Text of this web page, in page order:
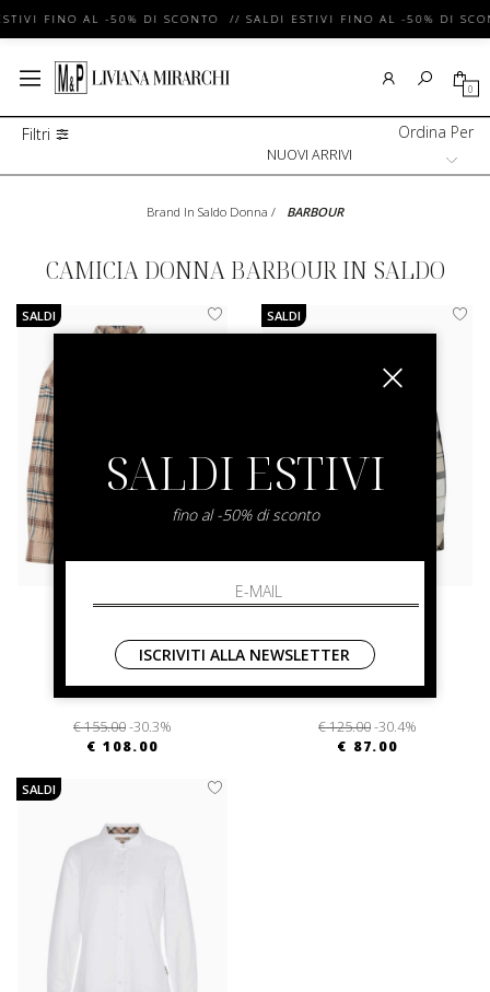
FINO AL -50% DI SCONTO // SALDI ESTIVI FINO AL -50% DI
0
Filtri Ordina Per
Brand In Saldo Donna / BARBOUR
CAMICIA DONNA BARBOUR IN SALDO
SALDI
Rowane Shirt
S M L
€ 155.00-30.3%
€ 108.00
SALDI
Camicia Barbour Lady
48 50
€ 125.00-30.4%
€ 87.00
SALDI
SALDI ESTIVI
fino al -50% di sconto
ISCRIVITI ALLA NEWSLETTER